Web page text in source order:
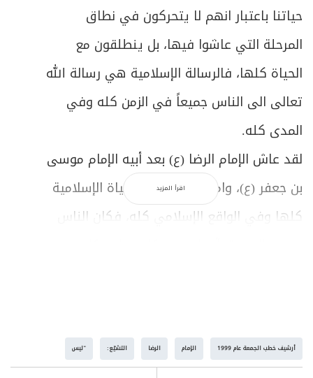
حياتنا باعتبار انهم لا يتحركون في نطاق
المرحلة التي عاشوا فيها، بل ينطلقون مع
الحياة كلها، فالرسالة الإسلامية هي رسالة الله
تعالى الى الناس جميعاً في الزمن كله وفي
المدى كله.
لقد عاش الإمام الرضا (ع) بعد أبيه الإمام موسى
بن جعفر (ع)، وامتد تأثيره في الحياة الإسلامية
كلها وفي الواقع الإسلامي كله، فكان الناس
والصابئة والملاحدة ليناقشهم وليدخل معهم
اقرأ المزيد
أرشيف خطب الجمعة عام 1999 الإمام الرضا التشيّع: "ليس